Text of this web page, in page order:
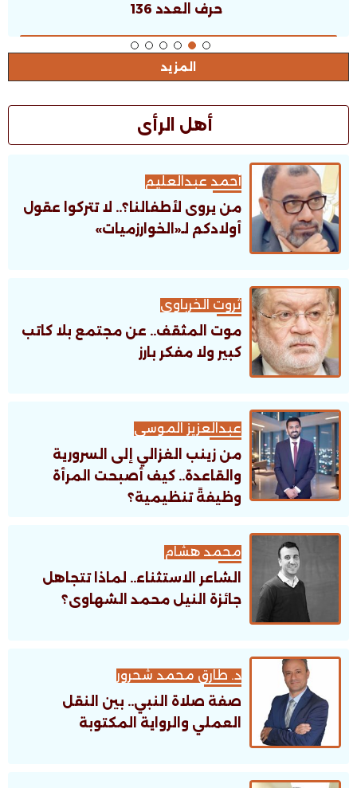
حرف العدد 135
المزيد
أهل الرأى
أحمد عبدالعليم
من يروى لأطفالنا؟.. لا تتركوا عقول
أولادكم لـ«الخوارزميات»
ثروت الخرباوى
موت المثقف.. عن مجتمع بلا كاتب
كبير ولا مفكر بارز
عبدالعزيز الموسى
من زينب الغزالي إلى السرورية
والقاعدة.. كيف أصبحت المرأة
وظيفةً تنظيمية؟
محمد هشام
الشاعر الاستثناء.. لماذا تتجاهل
جائزة النيل محمد الشهاوى؟
د. طارق محمد شحرور
صفة صلاة النبي.. بين النقل
العملي والرواية المكتوبة